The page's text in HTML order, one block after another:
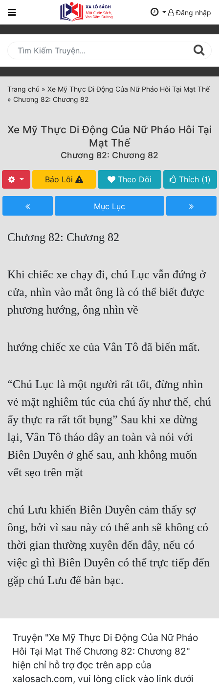
Trang
Mới
Cập
Nhật
(current)
Thể Loại
Truyện Mới Ra
Hoàn Thành
Free
Truyện Convert
Truyện Dịch
Truyện Nhập Môn
Xa Lộ Dịch
Cung Đấu
Cạnh Kỹ
Cổ Tiên Hiệp
Dị Giới
Dị Năng
Gia Đấu
Góc Nhìn Nam
Góc Nhìn Nữ
Huyền Ảo
Hài Hước
Hệ Thống
Đăng nhập
Trang chủ » Xe Mỹ Thực Di Động Của Nữ Pháo Hôi Tại Mạt Thế
» Chương 82: Chương 82
Xe Mỹ Thực Di Động Của Nữ Pháo Hôi Tại
Mạt Thế
Chương 82: Chương 82
Báo Lỗi Theo Dõi Thích (1)
Mục Lục
Chương 82: Chương 82
Khi chiếc xe chạy đi, chú Lục vẫn đứng ở
cửa, nhìn vào mắt ông là có thể biết được
phương hướng, ông nhìn về
hướng chiếc xe của Vân Tô đã biến mất.
“Chú Lục là một người rất tốt, đừng nhìn
vẻ mặt nghiêm túc của chú ấy như thế, chú
ấy thực ra rất tốt bụng” Sau khi xe dừng
lại, Vân Tô tháo dây an toàn và nói với
Biên Duyên ở ghế sau, anh không muốn
vết sẹo trên mặt
chú Lưu khiến Biên Duyên cảm thấy sợ
ông, bởi vì sau này có thể anh sẽ không có
thời gian thường xuyên đến đây, nếu có
việc gì thì Biên Duyên có thể trực tiếp đến
gặp chú Lưu để bàn bạc.
Truyện "Xe Mỹ Thực Di Động Của Nữ Pháo
Hôi Tại Mạt Thế Chương 82: Chương 82"
hiện chỉ hỗ trợ đọc trên app của
xalosach.com, vui lòng click vào link dưới